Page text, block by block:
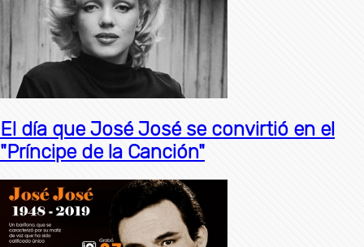
El día que José José se convirtió en el
"Príncipe de la Canción"